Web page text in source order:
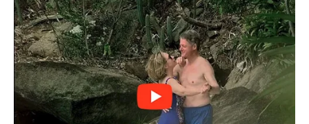
LAV
Poruka sudbine
Vrijeme je da prepoznate vlastitu vrijednost.
Šta vam donosi džjotiš?